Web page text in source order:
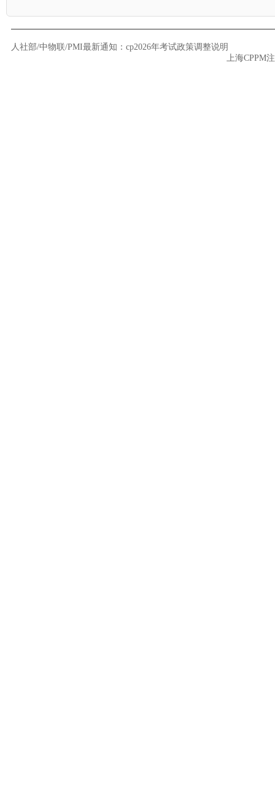
人社部/中物联/PMI最新通知：cp2026年考试政策调整说明
上海CPPM